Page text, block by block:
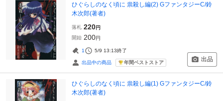
ひぐらしのなく頃に 祟殺し編(2) GファンタジーC/鈴
木次郎(著者)
落札 220円
開始 200円
1 5/9 13:13終了
出品中の商品 年間ベストストア 出品
ひぐらしのなく頃に 祟殺し編(1) GファンタジーC/鈴
木次郎(著者)